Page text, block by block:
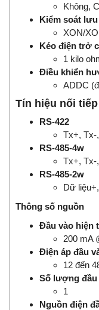
Không,
Kiểm soát
XON/
Kéo điện trở
1 kilo
Điều khiển
ADDC
Tín hiệu nối tiếp
RS-422
Tx+, Tx-
RS-485-4w
Tx+, Tx-
RS-485-2w
Dữ
Thông số nguồn
Đầu vào hiện
200 mA
Điện áp đầu
12 đến
Số lượng đầu
1
Nguồn điện